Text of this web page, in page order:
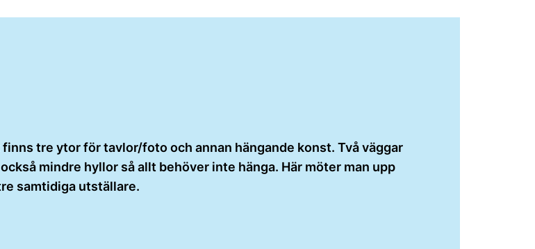
finns tre ytor för tavlor/foto och annan hängande konst. Två väggar
mindre hyllor så allt behöver inte hänga. Här möter man upp
samtidiga utställare.